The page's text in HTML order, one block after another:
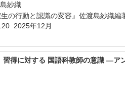
紗織
の行動と認識の変容』佐渡島紗織
2025年12月
得に対する 国語科教師の意識 ―ア